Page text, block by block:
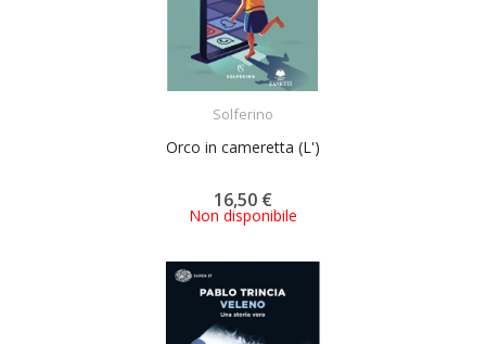
Solferino
Orco in cameretta (L')
16,50 €
Non disponibile